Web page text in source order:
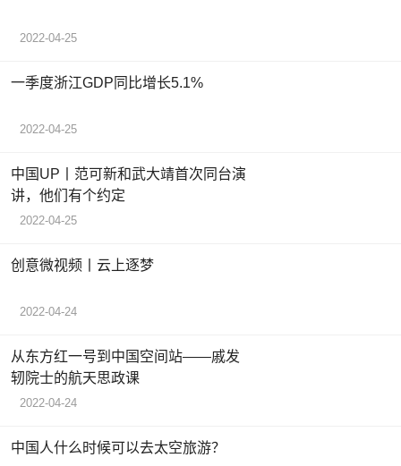
2022-04-25
一季度浙江GDP同比增长5.1%
2022-04-25
中国UP丨范可新和武大靖首次同台演
讲，他们有个约定
2022-04-25
创意微视频丨云上逐梦
2022-04-24
从东方红一号到中国空间站——戚发
轫院士的航天思政课
2022-04-24
中国人什么时候可以去太空旅游？